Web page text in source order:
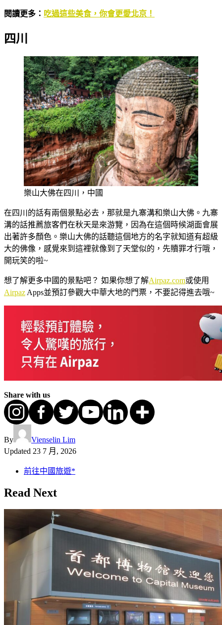
閱讀更多： 吃過這些美食，你會更愛北京！
四川
樂山大佛在四川，中國
在四川的話有兩個景點必去，那就是九寨溝和樂山大佛。九寨
溝的話推薦旅客們在秋天是來游覽，因為在這個時候湖面會展
出著許多顏色。樂山大佛的話聽這個地方的名字就知道有超級
大的佛像，感覺來到這裡就像到了天堂似的，先贖罪才行哦，
開玩笑的啦~
想了解更多中國的景點吧？ 如果你想了解Airpaz.com或使用
Airpaz Apps並預訂參觀大中華大地的門票，不要記得進去哦~
Share with us
By
Vienselin Lim
Updated 23 7 月, 2026
前往中國旅遊*
Read Next